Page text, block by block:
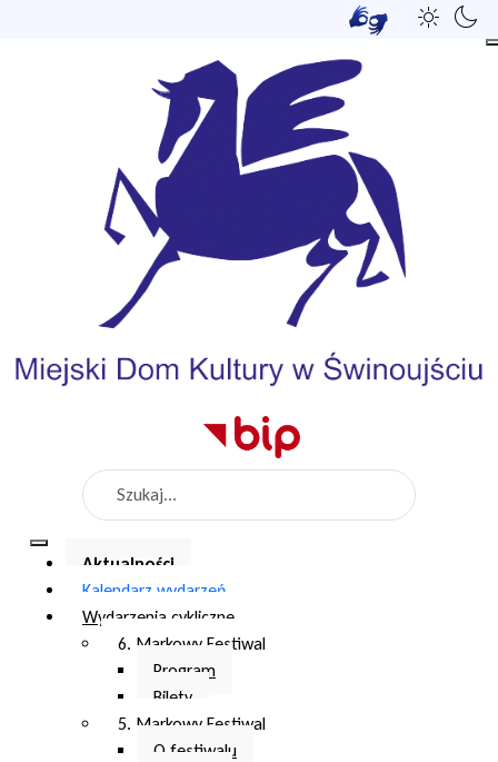
Aktualności
Kalendarz wydarzeń
Wydarzenia cykliczne
6. Markowy Festiwal
Program
Bilety
5. Markowy Festiwal
O festiwalu